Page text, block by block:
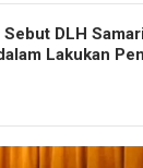
Sebut DLH
Lakukan